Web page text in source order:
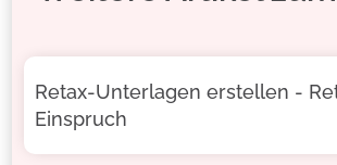
Retax-Unterlagen erstellen -
Einspruch